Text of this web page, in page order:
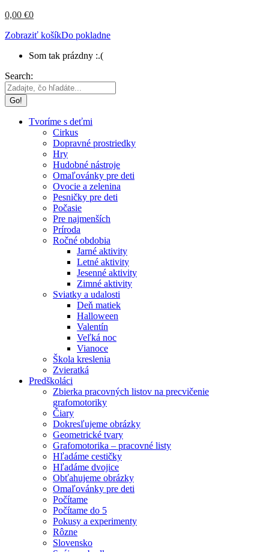
0,00 €0
Zobraziť košíkDo pokladne
Som tak prázdny :.(
Search:
Tvoríme s deťmi
Cirkus
Dopravné prostriedky
Hry
Hudobné nástroje
Omaľovánky pre deti
Ovocie a zelenina
Pesničky pre deti
Počasie
Pre najmenších
Príroda
Ročné obdobia
Jarné aktivity
Letné aktivity
Jesenné aktivity
Zimné aktivity
Sviatky a udalosti
Deň matiek
Halloween
Valentín
Veľká noc
Vianoce
Škola kreslenia
Zvieratká
Predškoláci
Zbierka pracovných listov na precvičenie
grafomotoriky
Čiary
Dokresľujeme obrázky
Geometrické tvary
Grafomotorika – pracovné listy
Hľadáme cestičky
Hľadáme dvojice
Obťahujeme obrázky
Omaľovánky pre deti
Počítame
Počítame do 5
Pokusy a experimenty
Rôzne
Slovensko